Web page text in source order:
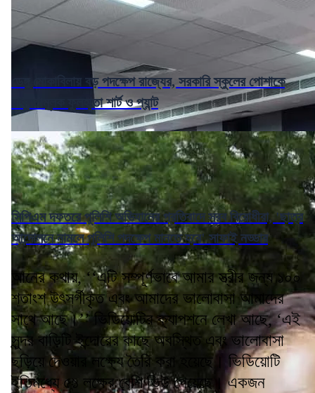
ডেঙ্গু মোকাবিলায় বড় পদক্ষেপ রাজ্যের, সরকারি স্কুলের পোশাকে
বাধ্যতামূলক ফুলহাতা শার্ট ও প্যান্ট
সিপিএম দফতরে পুলিশি অভিযানের প্রতিবাদে সরব বিরোধীরা, 'ছাত্র
আন্দোলনে নামলে পুলিশি পদক্ষেপ মানতে হবে' সাফাই নড্ডার
আনের কথায়, ‘‘এটি সম্পূর্ণভাবে আমার স্ত্রীর জন্য ১০০
শতাংশ উৎসর্গীকৃত এবং আমাদের ভালোবাসা আমাদের
সাথে আছে।’’ ভিডিয়োটির ক্যাপশনে লেখা আছে, ‘এই
সুন্দর বাড়িটি ইন্দোরের কাছে অবস্থিত এবং ভালোবাসা
ছড়িয়ে দেওয়ার লক্ষ্যে তৈরি করা হয়েছে। ভিডিয়োটি
ইতিমধ্যে ৫১ লক্ষের বেশি ভিউ পেয়েছে। একজন